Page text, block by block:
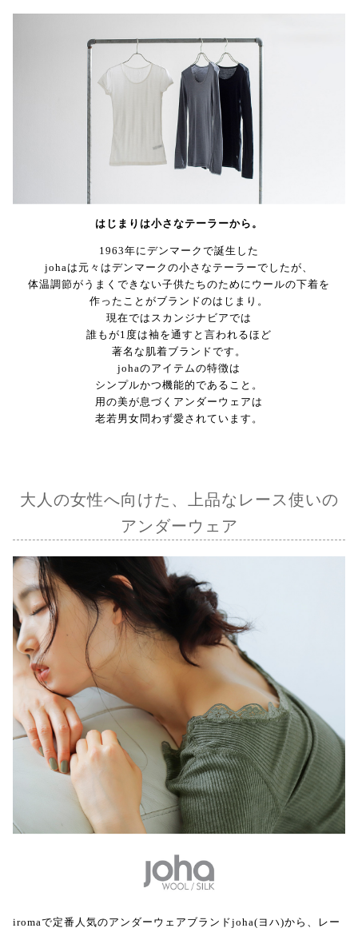
はじまりは小さなテーラーから。
1963年にデンマークで誕生した
johaは元々はデンマークの小さなテーラーでしたが、
体温調節がうまくできない子供たちのためにウールの下着を
作ったことがブランドのはじまり。
現在ではスカンジナビアでは
誰もが1度は袖を通すと言われるほど
著名な肌着ブランドです。
johaのアイテムの特徴は
シンプルかつ機能的であること。
用の美が息づくアンダーウェアは
老若男女問わず愛されています。
大人の女性へ向けた、上品なレース使いの
アンダーウェア
iromaで定番人気のアンダーウェアブランドjoha(ヨハ)から、レー